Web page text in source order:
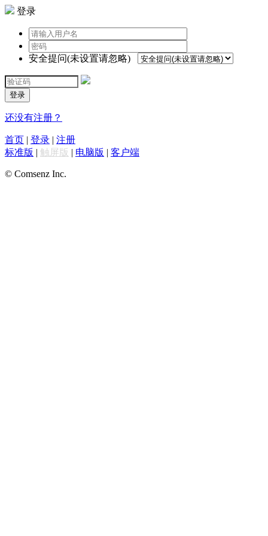
登录
安全提问(未设置请忽略)
登录
还没有注册？
首页 | 登录 | 注册
标准版 | 触屏版 | 电脑版 | 客户端
© Comsenz Inc.